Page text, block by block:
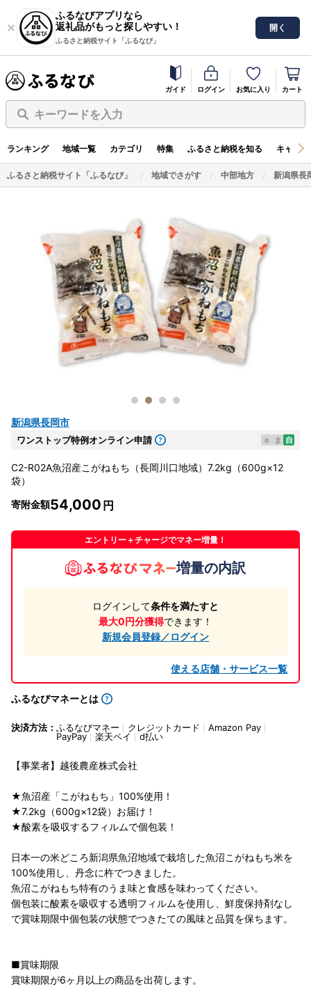
ふるなびアプリなら
返礼品がもっと探しやすい！
ふるさと納税サイト「ふるなび」
開く
ガイド ログイン お気に入り カート
キーワードを入力
ランキング 地域一覧 カテゴリ 特集 ふるさと納税を知る キャン
ふるさと納税サイト「ふるなび」 地域でさがす 中部地方 新潟県長
新潟県長岡市
ワンストップ特例オンライン申請 e ま 自
C2-R02A魚沼産こがねもち（長岡川口地域）7.2kg（600g×12
袋）
寄附金額54,000
エントリー＋チャージでマネー増量！
増量の内訳
ログインして条件を満たすと
最大0円分獲得できます！
新規会員登録／ログイン
使える店舗・サービス一覧
ふるなびマネーとは
決済方法： ふるなびマネー クレジットカード
Amazon Pay
PayPay
楽天ペイ d払い
【事業者】越後農産株式会社
★魚沼産「こがねもち」100%使用！
★7.2kg（600g×12袋）お届け！
★酸素を吸収するフィルムで個包装！
日本一の米どころ新潟県魚沼地域で栽培した魚沼こがねもち米を
100%使用し、丹念に杵でつきました。
魚沼こがねもち特有のうま味と食感を味わってください。
個包装に酸素を吸収する透明フィルムを使用し、鮮度保持剤なし
で賞味期限中個包装の状態でつきたての風味と品質を保ちます。
■賞味期限
賞味期限が6ヶ月以上の商品を出荷します。